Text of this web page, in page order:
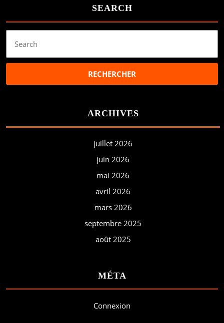
SEARCH
for:
ARCHIVES
juillet 2026
juin 2026
mai 2026
avril 2026
mars 2026
septembre 2025
août 2025
MÉTA
Connexion